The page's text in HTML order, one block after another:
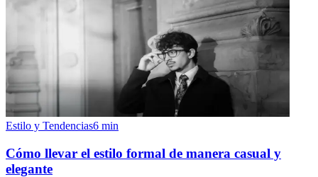
Estilo y Tendencias6 min
Cómo llevar el estilo formal de manera casual y
elegante